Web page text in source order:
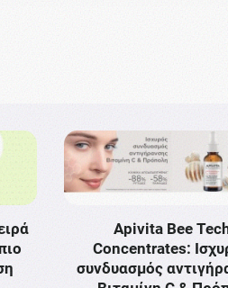
Apivita Bee
Concentrates:
συνδυασμός